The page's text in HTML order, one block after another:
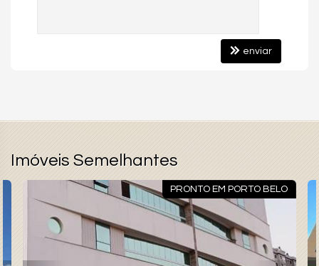
enviar
Imóveis Semelhantes
PRONTO EM PORTO BELO